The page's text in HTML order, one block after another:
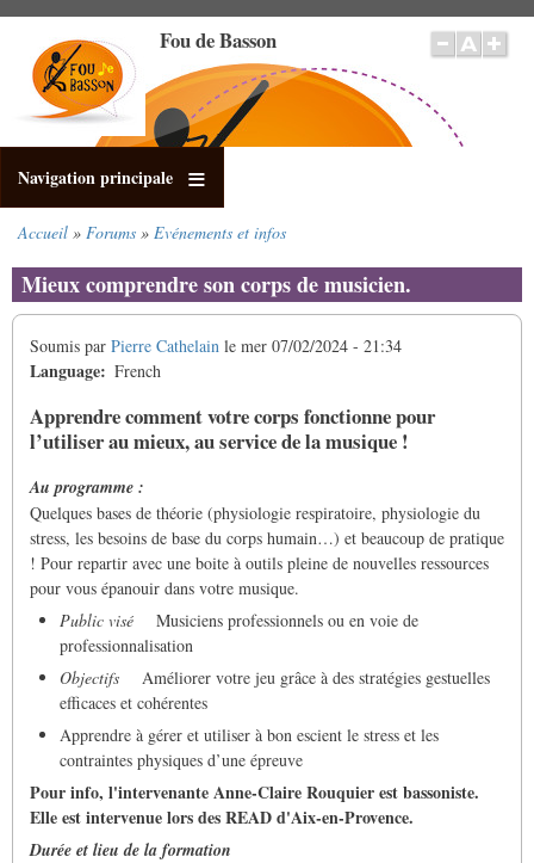
contenu
principal
Fou de Basson
Navigation principale
d'Ariane
Accueil Forums Evénements et infos
Mieux comprendre son corps de musicien.
Soumis par Pierre Cathelain le mer 07/02/2024 - 21:34
Language French
Apprendre comment votre corps fonctionne pour
l’utiliser au mieux, au service de la musique !
Au programme :
Quelques bases de théorie (physiologie respiratoire, physiologie du
stress, les besoins de base du corps humain…) et beaucoup de pratique
! Pour repartir avec une boite à outils pleine de nouvelles ressources
pour vous épanouir dans votre musique.
Public visé
Musiciens professionnels ou en voie de
professionnalisation
Objectifs Améliorer votre jeu grâce à des stratégies gestuelles
efficaces et cohérentes
Apprendre à gérer et utiliser à bon escient le stress et les
contraintes physiques d’une épreuve
Pour info, l'intervenante Anne-Claire Rouquier est bassoniste.
Elle est intervenue lors des READ d'Aix-en-Provence.
Durée et lieu de la formation